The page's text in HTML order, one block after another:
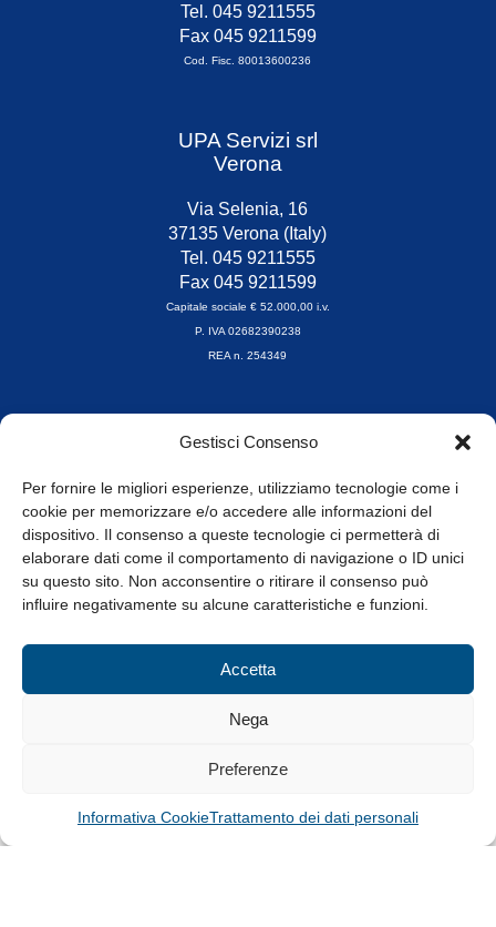
Gestisci Consenso
Per fornire le migliori esperienze, utilizziamo tecnologie come i
cookie per memorizzare e/o accedere alle informazioni del
dispositivo. Il consenso a queste tecnologie ci permetterà di
elaborare dati come il comportamento di navigazione o ID unici
su questo sito. Non acconsentire o ritirare il consenso può
influire negativamente su alcune caratteristiche e funzioni.
Accetta
Nega
Preferenze
Informativa CookieTrattamento dei dati personali
Tel. 045 9211555
Fax 045 9211599
Cod. Fisc. 80013600236
UPA Servizi srl
Verona
Via Selenia, 16
37135 Verona (Italy)
Tel. 045 9211555
Fax 045 9211599
Capitale sociale € 52.000,00 i.v.
P. IVA 02682390238
REA n. 254349
Orari di apertura
8.30-13.00 / 14.00-17.30
Whistleblowing
© Tutti i diritti riservati
Privacy Policy e Cookie|Informativa Cookie